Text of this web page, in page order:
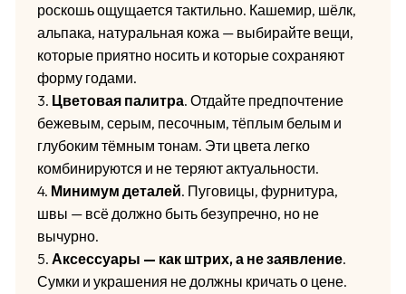
роскошь ощущается тактильно. Кашемир, шёлк,
альпака, натуральная кожа — выбирайте вещи,
которые приятно носить и которые сохраняют
форму годами.
3. Цветовая палитра. Отдайте предпочтение
бежевым, серым, песочным, тёплым белым и
глубоким тёмным тонам. Эти цвета легко
комбинируются и не теряют актуальности.
4. Минимум деталей. Пуговицы, фурнитура,
швы — всё должно быть безупречно, но не
вычурно.
5. Аксессуары — как штрих, а не заявление.
Сумки и украшения не должны кричать о цене.